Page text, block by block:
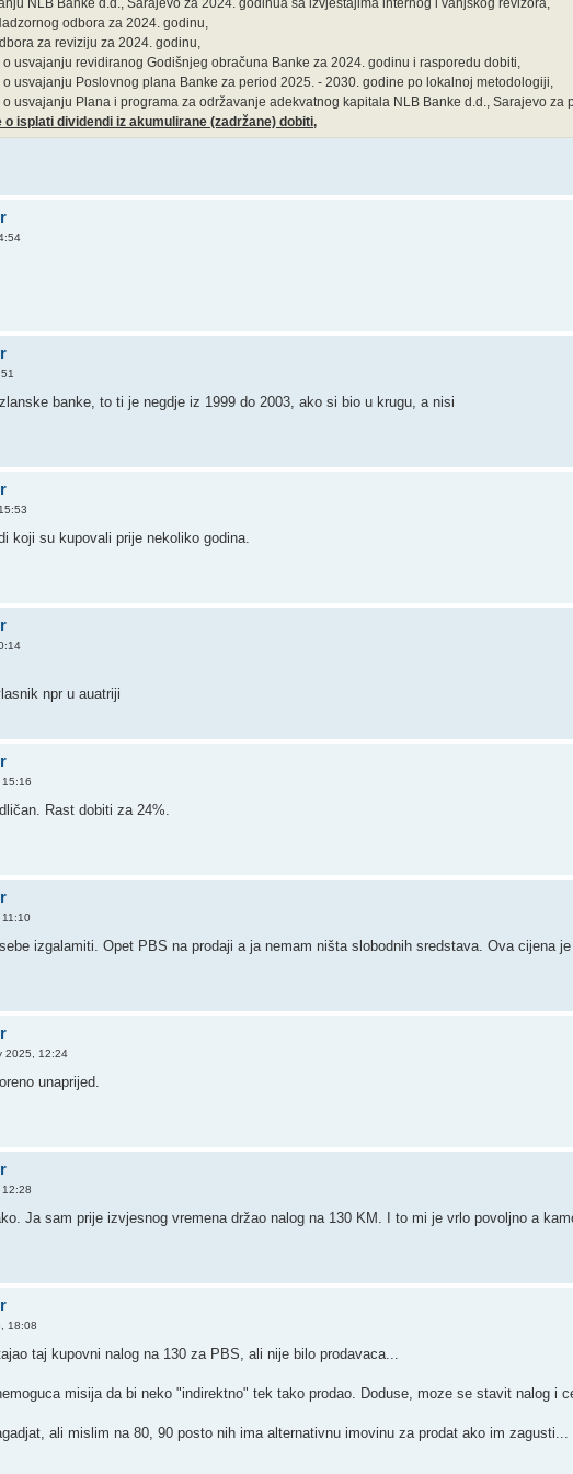
NLB Banke d.d., Sarajevo za 2024. godinua sa izvještajima internog i vanjskog revizora,
odbora za 2024. godinu,
za reviziju za 2024. godinu,
usvajanju revidiranog Godišnjeg obračuna Banke za 2024. godinu i rasporedu dobiti,
usvajanju Poslovnog plana Banke za period 2025. - 2030. godine po lokalnoj metodologiji,
usvajanju Plana i programa za održavanje adekvatnog kapitala NLB Banke d.d., Sarajevo za
o isplati dividendi iz akumulirane (zadržane) dobiti,
banke, to ti je negdje iz 1999 do 2003, ako si bio u krugu, a nisi
koji su kupovali prije nekoliko godina.
npr u auatriji
Rast dobiti za 24%.
izgalamiti. Opet PBS na prodaji a ja nemam ništa slobodnih sredstava. Ova cijena
2025, 12:24
unaprijed.
Ja sam prije izvjesnog vremena držao nalog na 130 KM. I to mi je vrlo povoljno a
18:08
taj kupovni nalog na 130 za PBS, ali nije bilo prodavaca...
misija da bi neko "indirektno" tek tako prodao. Doduse, moze se stavit nalog i
ali mislim na 80, 90 posto nih ima alternativnu imovinu za prodat ako im